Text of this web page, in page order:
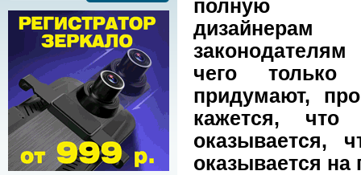
полную
чего
придумают,
кажется,
оказывается,
оказывается на